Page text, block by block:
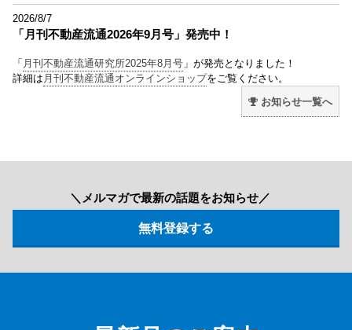
2026/8/7
「月刊不動産流通2026年9月号」発売中！
「 月刊不動産流通研究所2025年8月号 」が発売となりました！
詳細は 月刊不動産流通オンラインショップをご覧ください。
お知らせ一覧へ
＼メルマガで最新の話題をお知らせ／